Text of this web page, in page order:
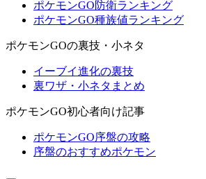
ポケモンGO防衛ランキング
ポケモンGO種族値ランキング
ポケモンGOの裏技・小ネタ
イーブイ進化の裏技
裏ワザ・小ネタまとめ
ポケモンGO初心者向け記事
ポケモンGO序盤の攻略
序盤のおすすめポケモン